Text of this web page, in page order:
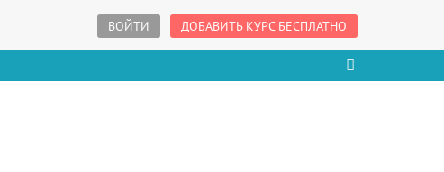
ВОЙТИ ДОБАВИТЬ КУРС БЕСПЛАТНО